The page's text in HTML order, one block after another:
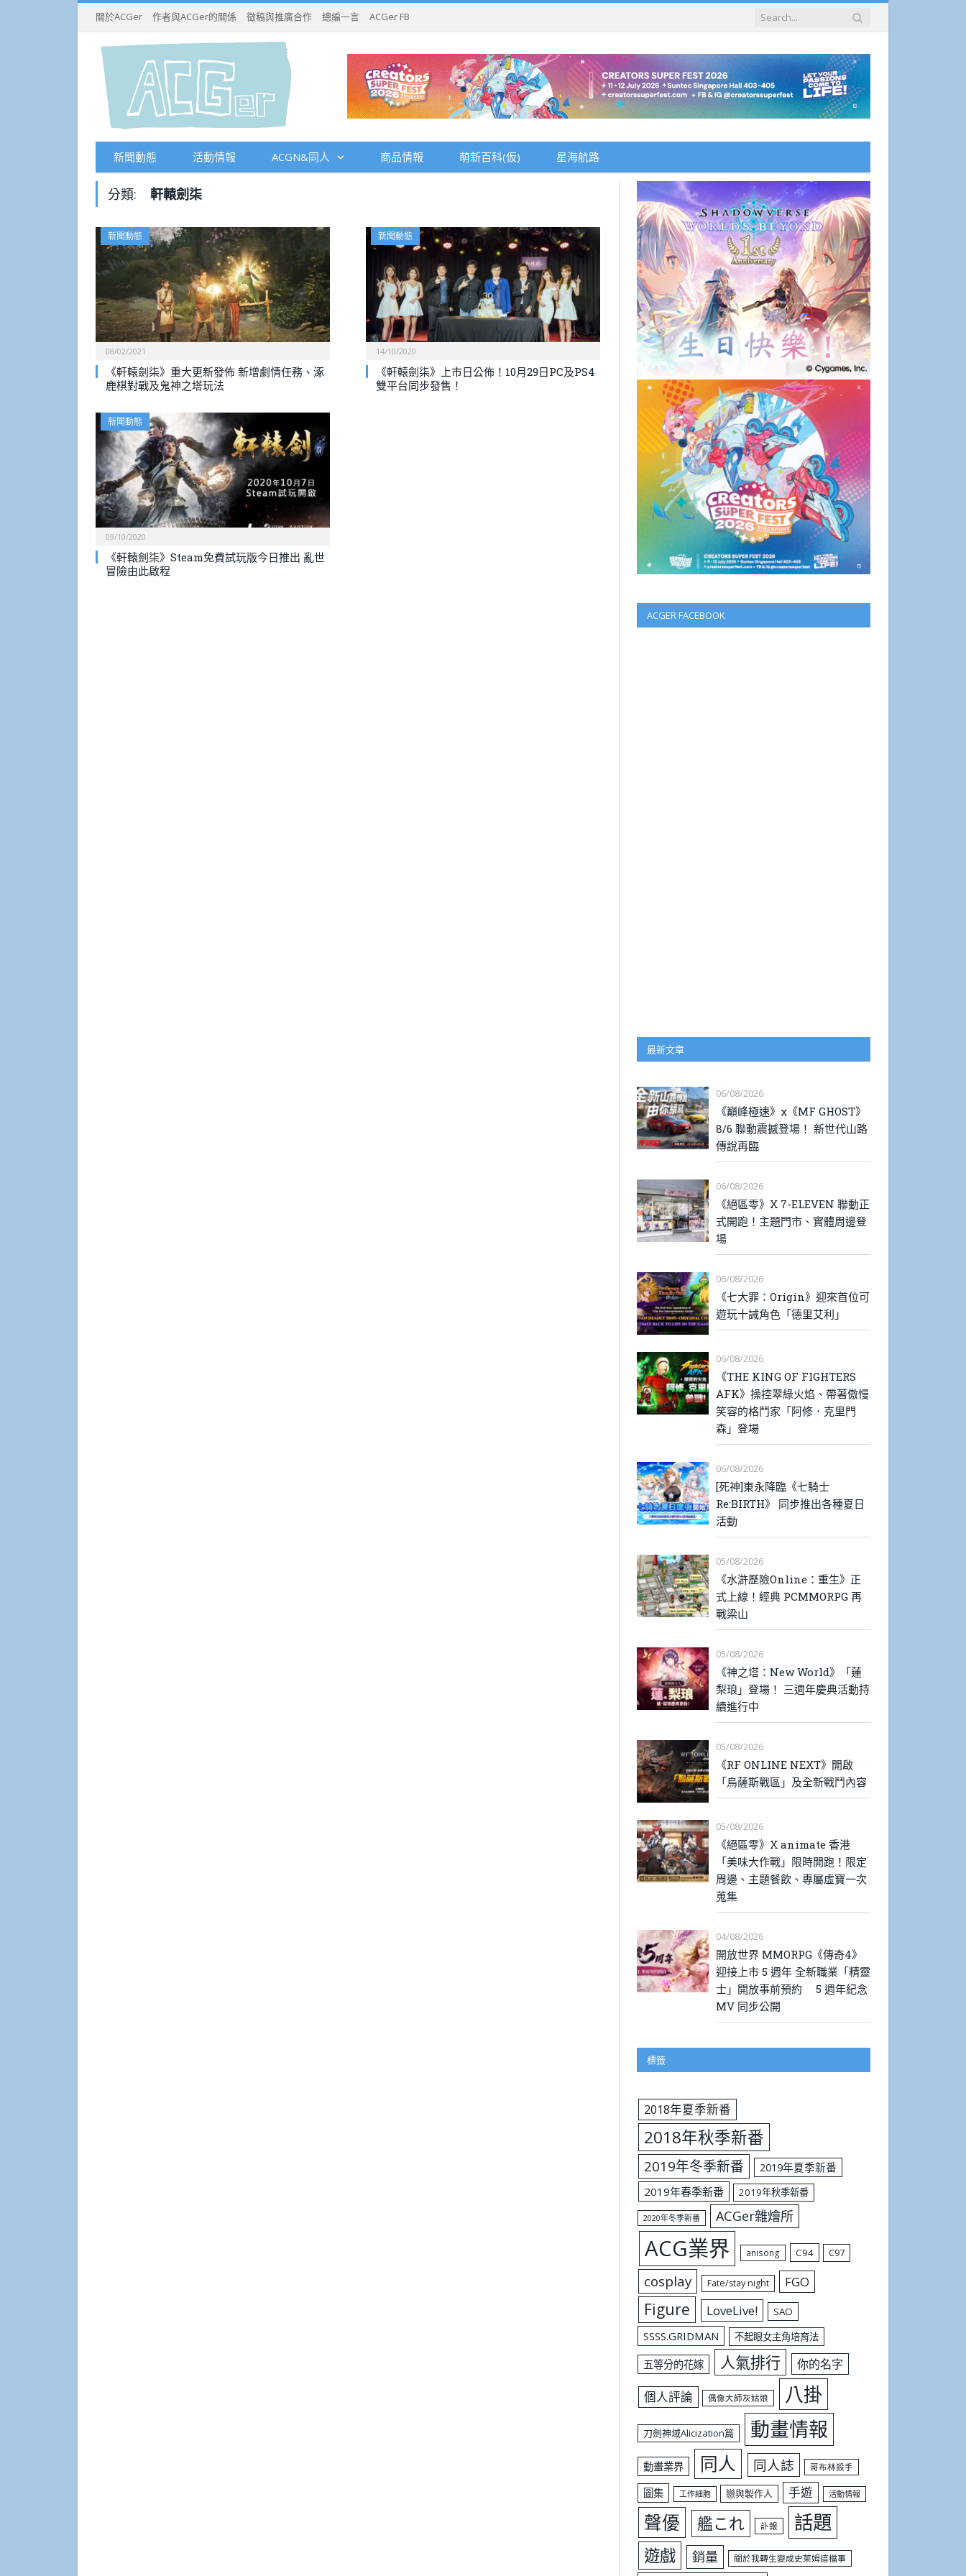
關於ACGer 作者與ACGer的關係 徵稿與推廣合作 總編一言 ACGer FB
新聞動態 活動情報 ACGN&同人 商品情報 萌新百科(仮) 星海航路
分類: 軒轅劍柒
新聞動態
08/02/2021
《軒轅劍柒》重大更新發佈 新增劇情任務、涿
鹿棋對戰及鬼神之塔玩法
新聞動態
14/10/2020
《軒轅劍柒》上市日公佈！10月29日PC及PS4
雙平台同步發售！
新聞動態
09/10/2020
《軒轅劍柒》Steam免費試玩版今日推出 亂世
冒險由此啟程
ACGER FACEBOOK
最新文章
06/08/2026
《巔峰極速》x《MF GHOST》
8/6 聯動震撼登場！ 新世代山路
傳說再臨
06/08/2026
《絕區零》X 7-ELEVEN 聯動正
式開跑！主題門市、實體周邊登
場
06/08/2026
《七大罪：Origin》迎來首位可
遊玩十誡角色「德里艾利」
06/08/2026
《THE KING OF FIGHTERS
AFK》操控翠綠火焰、帶著傲慢
笑容的格鬥家「阿修．克里門
森」登場
06/08/2026
[死神]東永降臨《七騎士
Re:BIRTH》 同步推出各種夏日
活動
05/08/2026
《水滸歷險Online：重生》正
式上線！經典 PCMMORPG 再
戰梁山
05/08/2026
《神之塔：New World》「蓮
梨琅」登場！ 三週年慶典活動持
續進行中
05/08/2026
《RF ONLINE NEXT》開啟
「烏薩斯戰區」及全新戰鬥內容
05/08/2026
《絕區零》X animate 香港
「美味大作戰」限時開跑！限定
周邊、主題餐飲、專屬虛寶一次
蒐集
04/08/2026
開放世界 MMORPG《傳奇4》
迎接上市 5 週年 全新職業「精靈
士」開放事前預約 5 週年紀念
MV 同步公開
標籤
2018年夏季新番
2018年秋季新番
2019年冬季新番
2019年夏季新番
2019年春季新番
2019年秋季新番
2020年冬季新番 ACGer雜燴所
ACG業界 anisong C94 C97
cosplay Fate/stay night FGO
Figure LoveLive! SAO
SSSS.GRIDMAN 不起眼女主角培育法
五等分的花嫁 人氣排行 你的名字
個人評論 偶像大師灰姑娘 八掛
刀劍神域Alicization篇 動畫情報
動畫業界 同人 同人誌 哥布林殺手
圖集 工作細胞 戀與製作人 手遊 活動情報
聲優 艦これ 訃報 話題
遊戲 銷量 關於我轉生變成史萊姆這檔事